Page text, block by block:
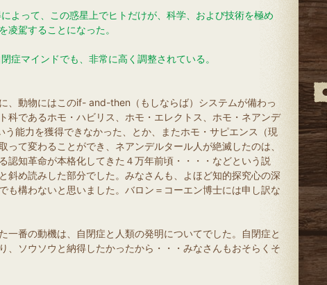
よって、この惑星上でヒトだけが、科学、および技術を極め
凌駕することになった。
症マインドでも、非常に高く調整されている。
、動物にはこのif- and-then（もしならば）システムが備わっ
科であるホモ・ハビリス、ホモ・エレクトス、ホモ・ネアンデ
う能力を獲得できなかった、とか、またホモ・サピエンス（現
って変わることができ、ネアンデルタール人が絶滅したのは、
認知革命が本格化してきた４万年前頃・・・・などという説
斜め読みした部分でした。みなさんも、よほど知的探究心の深
も構わないと思いました。バロン＝コーエン博士には申し訳な
一番の動機は、自閉症と人類の発明についてでした。自閉症と
、ソウソウと納得したかったから・・・みなさんもおそらくそ